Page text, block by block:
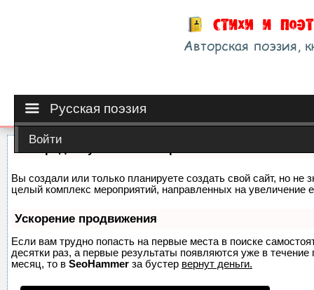
Русская поэзия
Войти
Вы создали или только планируете создать свой сайт, но не
целый комплекс мероприятий, направленных на увеличение
Ускорение продвижения
Если вам трудно попасть на первые места в поиске
десятки раз, а первые результаты появляются уже в
месяц, то в SeoHammer за бустер вернут деньги.